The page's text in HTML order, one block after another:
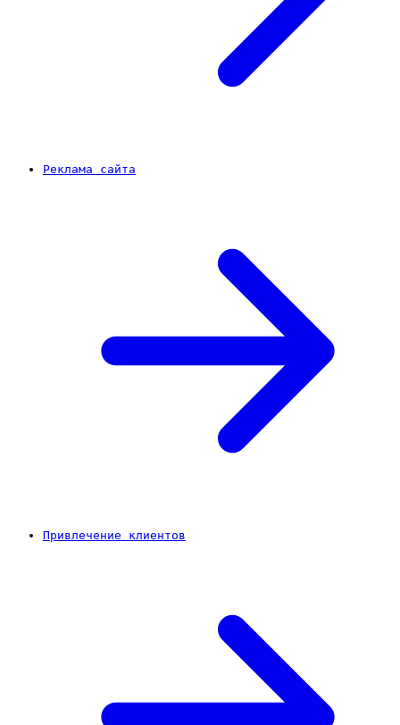
Реклама сайта
Привлечение клиентов